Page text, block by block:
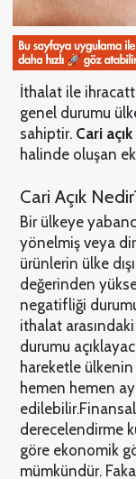
İthalat ile
genel durumu
sahiptir. Cari açık
halinde oluşan
Cari Açık
Bir ülkeye
yönelmiş veya
ürünlerin ülke
değerinden
negatifliği
ithalat
durumu
hareketle ülkenin
hemen hemen
derecelendirme
göre ekonomik
mümkündür.